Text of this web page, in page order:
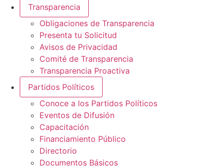
Transparencia
Obligaciones de Transparencia
Presenta tu Solicitud
Avisos de Privacidad
Comité de Transparencia
Transparencia Proactiva
Partidos Políticos
Conoce a los Partidos Políticos
Eventos de Difusión
Capacitación
Financiamiento Público
Directorio
Documentos Básicos